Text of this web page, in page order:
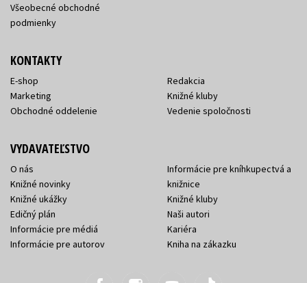
Všeobecné obchodné
podmienky
KONTAKTY
E-shop
Marketing
Obchodné oddelenie
Redakcia
Knižné kluby
Vedenie spoločnosti
VYDAVATEĽSTVO
O nás
Knižné novinky
Knižné ukážky
Edičný plán
Informácie pre médiá
Informácie pre autorov
Informácie pre kníhkupectvá a
knižnice
Knižné kluby
Naši autori
Kariéra
Kniha na zákazku